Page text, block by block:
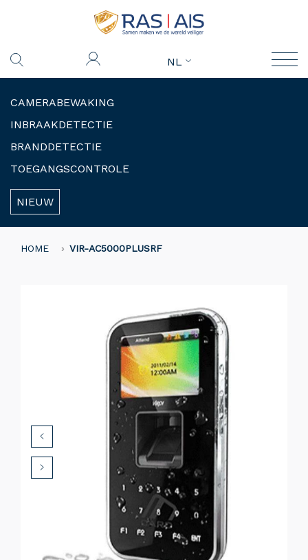
NL
CAMERABEWAKING
INBRAAKDETECTIE
BRANDDETECTIE
TOEGANGSCONTROLE
NIEUW
HOME VIR-AC5000PLUSRF